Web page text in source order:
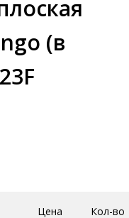
(в
Цена Кол-во